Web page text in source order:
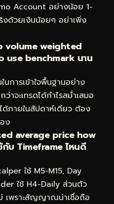
Account อย่างน้อย 1-
งด้วยเงินน้อยๆ อย่าเพิ่ง
volume weighted
use benchmark นาน
นการเข้าใจพื้นฐานอย่าง
าจะเทรดได้กำไรสม่ำเสมอ
ได้ภายในสัปดาห์เดียว ต้อง
ง
average price how
บ Timeframe ไหนดี
ใช้ M5-M15, Day
ใช้ H4-Daily ส่วนตัว
เพราะสัญญาณน่าเชื่อถือ